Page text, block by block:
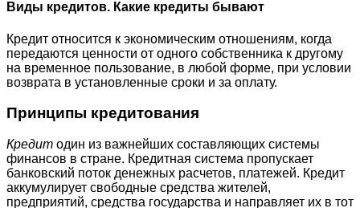
Виды кредитов. Какие кредиты бывают
Кредит относится к экономическим отношениям, когда
передаются ценности от одного собственника к другому
на временное пользование, в любой форме, при условии
возврата в установленные сроки и за оплату.
Принципы кредитования
Кредит один из важнейших составляющих системы
финансов в стране. Кредитная система пропускает
банковский поток денежных расчетов, платежей. Кредит
аккумулирует свободные средства жителей,
предприятий, средства государства и направляет их в тот